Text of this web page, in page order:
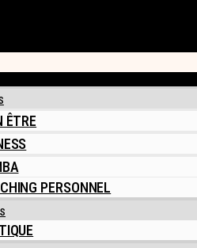
ÊTRE
PERSONNEL